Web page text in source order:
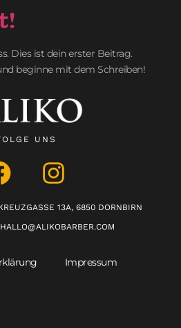
Dies ist dein erster Beitrag.
beginne mit dem Schreiben!
UNS
13A, 6850 DORNBIRN
Impressum